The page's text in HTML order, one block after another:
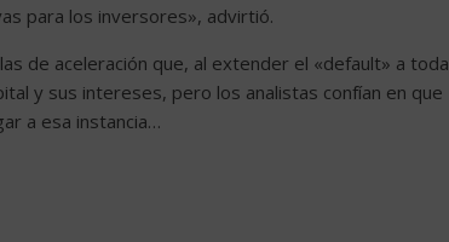
para los inversores», advirtió.
de aceleración que, al extender el «default» a toda
y sus intereses, pero los analistas confían en que
a esa instancia…